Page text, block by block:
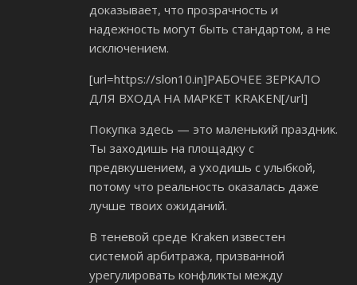
доказывает, что прозрачность и
надежность могут быть стандартом, а не
исключением.
[url=https://slon10.in]РАБОЧЕЕ ЗЕРКАЛО
ДЛЯ ВХОДА НА МАРКЕТ KRAKEN[/url]
Покупка здесь — это маленький праздник.
Ты заходишь на площадку с
предвкушением, а уходишь с улыбкой,
потому что реальность оказалась даже
лучше твоих ожиданий.
В теневой среде Kraken известен
системой арбитража, призванной
урегулировать конфликты между